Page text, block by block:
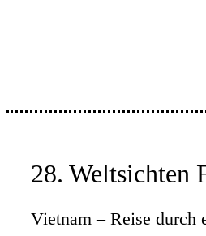
28. Weltsichten
Vietnam – Reise durch